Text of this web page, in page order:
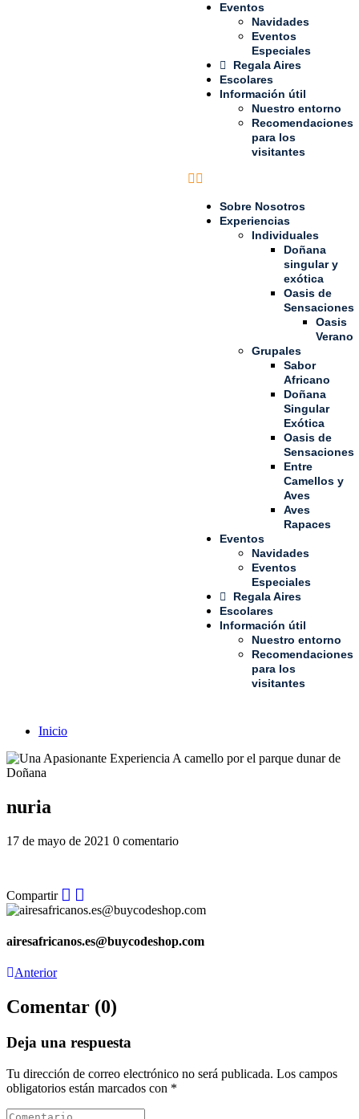
Eventos
Navidades
Eventos
Especiales
Regala Aires
Escolares
Información útil
Nuestro entorno
Recomendaciones
para los
visitantes
Sobre Nosotros
Experiencias
Individuales
Doñana
singular y
exótica
Oasis de
Sensaciones
Oasis
Verano
Grupales
Sabor
Africano
Doñana
Singular
Exótica
Oasis de
Sensaciones
Entre
Camellos y
Aves
Aves
Rapaces
Eventos
Navidades
Eventos
Especiales
Regala Aires
Escolares
Información útil
Nuestro entorno
Recomendaciones
para los
visitantes
Inicio
nuria
17 de mayo de 2021 0 comentario
Compartir
airesafricanos.es@buycodeshop.com
Anterior
Comentar (0)
Deja una respuesta
Tu dirección de correo electrónico no será publicada. Los campos
obligatorios están marcados con *